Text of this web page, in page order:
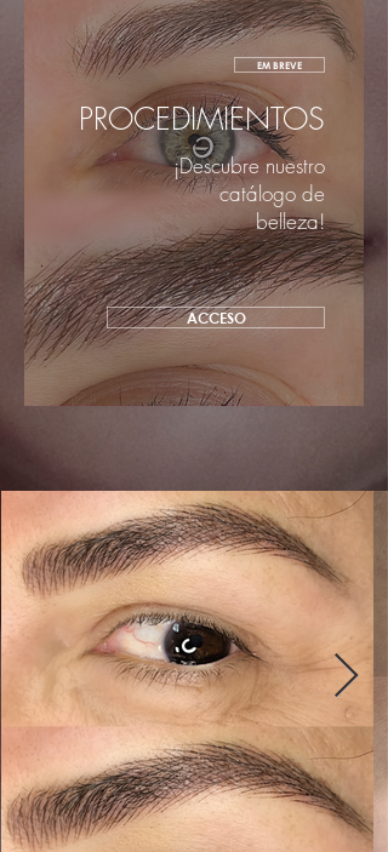
EM BREVE
PROCEDIMIENTOS
¡Descubre nuestro
catálogo de
belleza!
ACCESO